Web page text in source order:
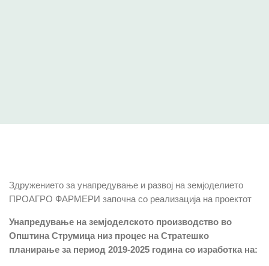
Здружението за унапредување и развој на земјоделието
ПРОАГРО ФАРМЕРИ започна со реализација на проектот
Унапредување на земјоделското производство во
Општина Струмица низ процес на Стратешко
планирање за период 2019-2025 година со изработка на: